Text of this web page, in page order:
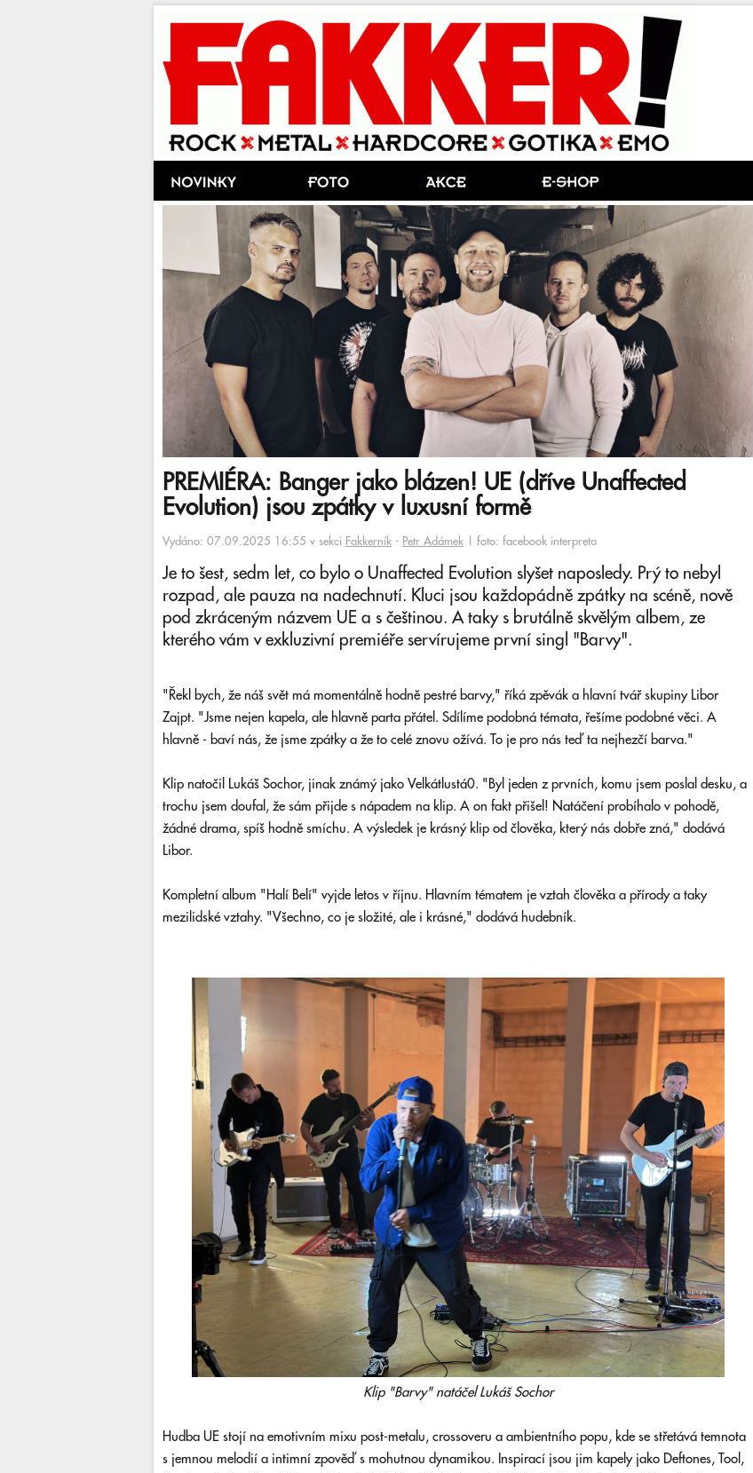
PREMIÉRA: Banger jako blázen! UE (dříve Unaffected
Evolution) jsou zpátky v luxusní formě
Vydáno: 07.09.2025 16:55 v sekci Fakkerník - Petr Adámek | foto: facebook interpreta
Je to šest, sedm let, co bylo o Unaffected Evolution slyšet naposledy. Prý to nebyl
rozpad, ale pauza na nadechnutí. Kluci jsou každopádně zpátky na scéně, nově
pod zkráceným názvem UE a s češtinou. A taky s brutálně skvělým albem, ze
kterého vám v exkluzivní premiéře servírujeme první singl "Barvy".
"Řekl bych, že náš svět má momentálně hodně pestré barvy," říká zpěvák a hlavní tvář skupiny Libor
Zajpt. "Jsme nejen kapela, ale hlavně parta přátel. Sdílíme podobná témata, řešíme podobné věci. A
hlavně - baví nás, že jsme zpátky a že to celé znovu ožívá. To je pro nás teď ta nejhezčí barva."
Klip natočil Lukáš Sochor, jinak známý jako Velkátlustá0. "Byl jeden z prvních, komu jsem poslal desku, a
trochu jsem doufal, že sám přijde s nápadem na klip. A on fakt přišel! Natáčení probíhalo v pohodě,
žádné drama, spíš hodně smíchu. A výsledek je krásný klip od člověka, který nás dobře zná," dodává
Libor.
Kompletní album "Halí Belí" vyjde letos v říjnu. Hlavním tématem je vztah člověka a přírody a taky
mezilidské vztahy. "Všechno, co je složité, ale i krásné," dodává hudebník.
Klip "Barvy" natáčel Lukáš Sochor
Hudba UE stojí na emotivním mixu post-metalu, crossoveru a ambientního popu, kde se střetává temnota
s jemnou melodií a intimní zpověď s mohutnou dynamikou. Inspirací jsou jim kapely jako Deftones, Tool,